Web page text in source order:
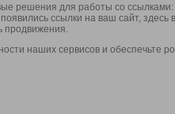
решения для работы со
ссылки на ваш сайт,
продвижения.
наших сервисов и обеспечьте